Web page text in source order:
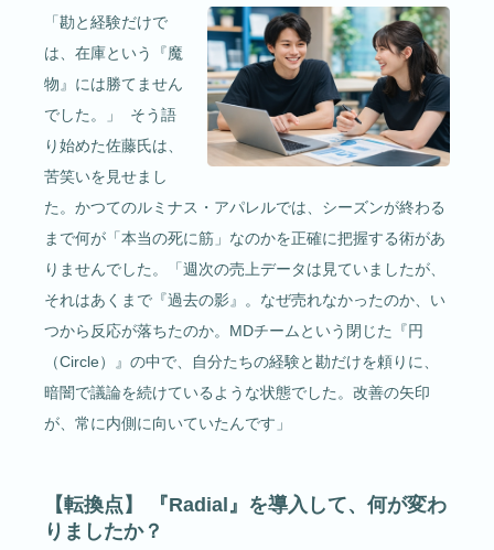
「勘と経験だけで
は、在庫という『魔
物』には勝てません
でした。」 そう語
り始めた佐藤氏は、
苦笑いを見せまし
た。かつてのルミナス・アパレルでは、シーズンが終わる
まで何が「本当の死に筋」なのかを正確に把握する術があ
りませんでした。「週次の売上データは見ていましたが、
それはあくまで『過去の影』。なぜ売れなかったのか、い
つから反応が落ちたのか。MDチームという閉じた『円
（Circle）』の中で、自分たちの経験と勘だけを頼りに、
暗闇で議論を続けているような状態でした。改善の矢印
が、常に内側に向いていたんです」
【転換点】 『Radial』を導入して、何が変わ
りましたか？